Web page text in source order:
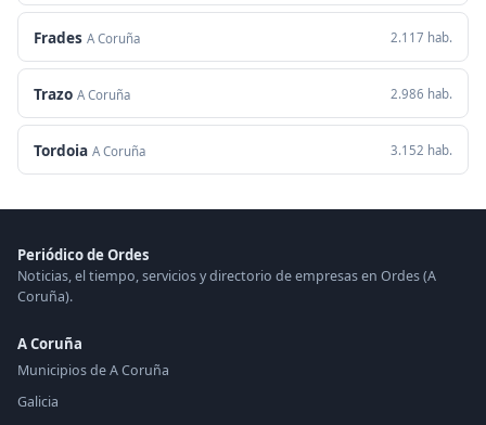
Frades A Coruña 2.117 hab.
Trazo A Coruña 2.986 hab.
Tordoia A Coruña 3.152 hab.
Periódico de Ordes
Noticias, el tiempo, servicios y directorio de empresas en Ordes (A
Coruña).
A Coruña
Municipios de A Coruña
Galicia